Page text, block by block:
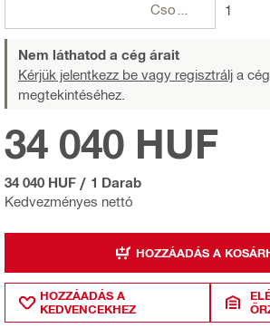
1
Nem láthatod a cég árait
Kérjük jelentkezz be vagy regisztrálj a
megtekintéséhez.
Kedvezményes nettó
34 040 HUF
34 040 HUF / 1 Darab
HOZZÁADÁS A
HOZZÁADÁS A
KEDVENCEKHEZ